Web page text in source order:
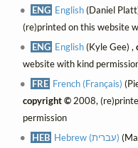
ENG English(Daniel
(re)printed on this website
ENG English(Kyle Gee) ,
website with kind
FRE French (Français)
copyright ©2008,
permission
HEB
Hebrew (עברית)